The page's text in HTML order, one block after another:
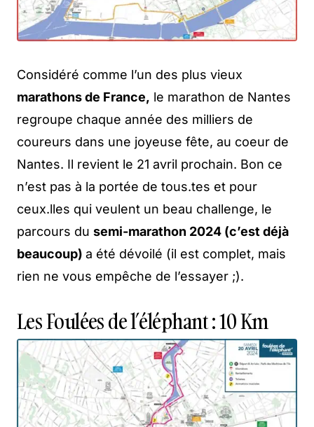
Considéré comme l’un des plus vieux
marathons de France, le marathon de Nantes
regroupe chaque année des milliers de
coureurs dans une joyeuse fête, au coeur de
Nantes. Il revient le 21 avril prochain. Bon ce
n’est pas à la portée de tous.tes et pour
ceux.lles qui veulent un beau challenge, le
parcours du semi-marathon 2024 (c’est déjà
beaucoup) a été dévoilé (il est complet, mais
rien ne vous empêche de l’essayer ;).
Les Foulées de l’éléphant : 10 Km